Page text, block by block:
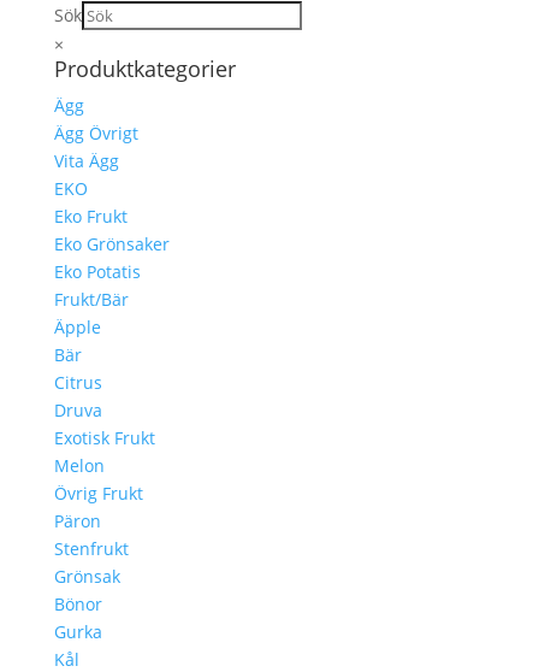
Sök
×
Produktkategorier
Ägg
Ägg Övrigt
Vita Ägg
EKO
Eko Frukt
Eko Grönsaker
Eko Potatis
Frukt/Bär
Äpple
Bär
Citrus
Druva
Exotisk Frukt
Melon
Övrig Frukt
Päron
Stenfrukt
Grönsak
Bönor
Gurka
Kål